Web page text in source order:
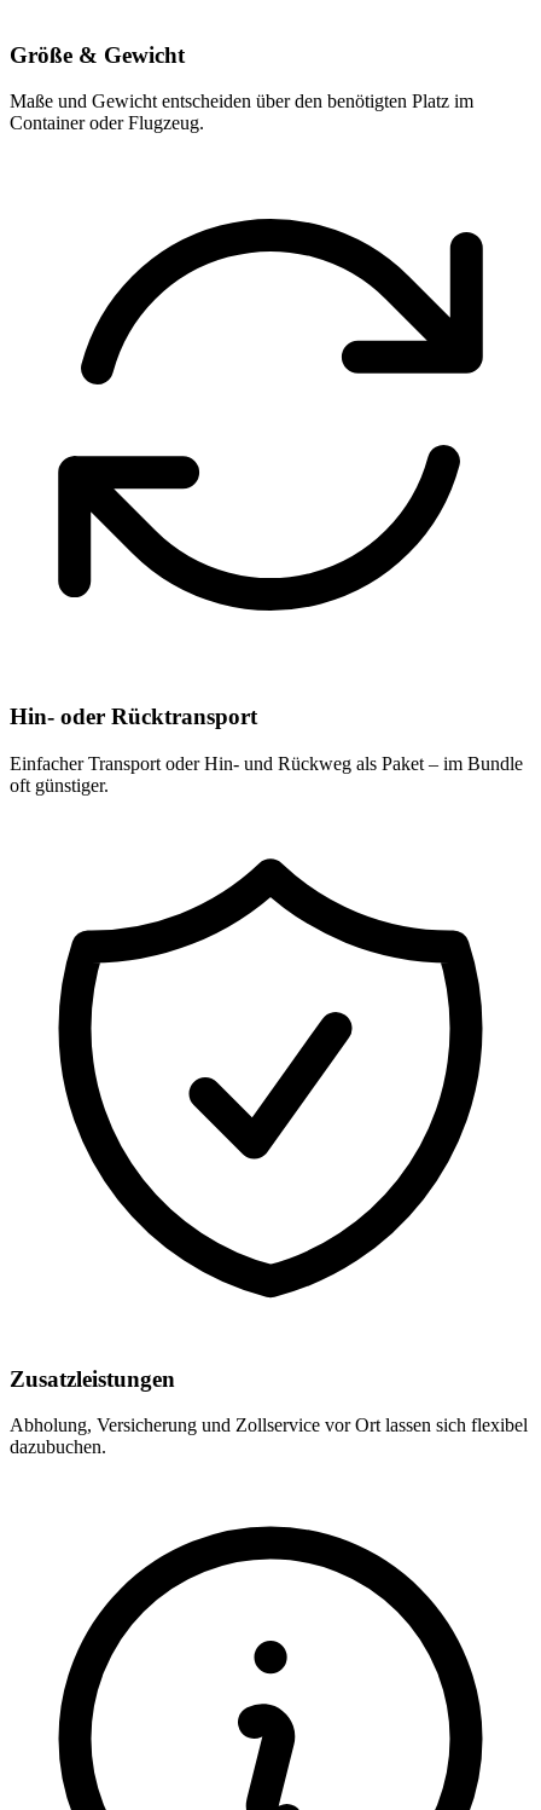
Größe & Gewicht
Maße und Gewicht entscheiden über den benötigten Platz im
Container oder Flugzeug.
Hin- oder Rücktransport
Einfacher Transport oder Hin- und Rückweg als Paket – im Bundle
oft günstiger.
Zusatzleistungen
Abholung, Versicherung und Zollservice vor Ort lassen sich flexibel
dazubuchen.